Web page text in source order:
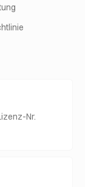
Nr.